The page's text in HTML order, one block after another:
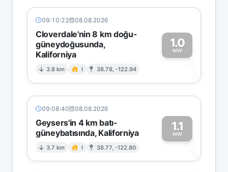
09:10:22 08.08.2026
Cloverdale'nin 8 km doğu-
güneydoğusunda,
Kaliforniya
3.8 km I 38.78, -122.94
1.0
MW
1
09:08:40 08.08.2026
Geysers'in 4 km batı-
güneybatısında, Kaliforniya
3.7 km I 38.77, -122.80
1.1
MW1